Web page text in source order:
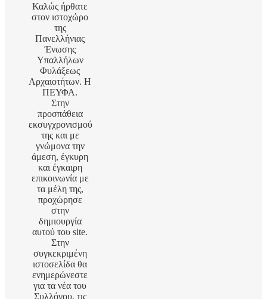
Καλώς ήρθατε
στον ιστοχώρο
της
Πανελλήνιας
Ένωσης
Υπαλλήλων
Φυλάξεως
Αρχαιοτήτων. Η
ΠΕΥΦΑ.
Στην
προσπάθεια
εκσυγχρονισμού
της και με
γνώμονα την
άμεση, έγκυρη
και έγκαιρη
επικοινωνία με
τα μέλη της,
προχώρησε
στην
δημιουργία
αυτού του site.
Στην
συγκεκριμένη
ιστοσελίδα θα
ενημερώνεστε
για τα νέα του
Συλλόγου, τις